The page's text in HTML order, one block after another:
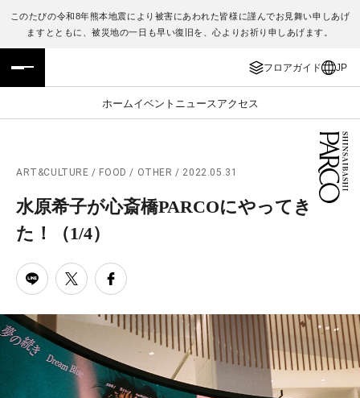
このたびの令和8年熊本地震により被害にあわれた皆様に謹んでお見舞い申しあげ
ますとともに、被災地の一日も早い復旧を、心よりお祈り申しあげます。
フロアガイド JP
ホームイベント ニュース アクセス
フロアガイド
施設案内・アクセス
レストラン・カフェ
TAX FREE
PARCOメンバーズ
JP
ENGLISH
繁体字
ภาษาไทย
日本語
ART&CULTURE / FOOD / OTHER / 2022.05.31
水原希子が心斎橋PARCOにやってき
た！
（1/4）